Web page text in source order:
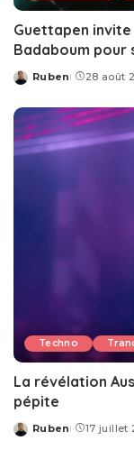
Guettapen
Badaboum pour
Posted
Ruben 28 août
Techno
La révélation
pépite
Posted
Ruben 17 juillet